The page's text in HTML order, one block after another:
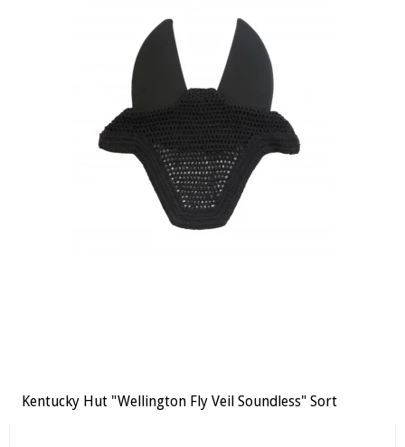
Kentucky Hut "Wellington Fly Veil Soundless" Sort